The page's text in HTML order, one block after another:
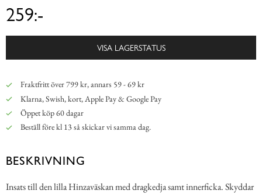
259:-
VISA LAGERSTATUS
Fraktfritt över 799 kr, annars 59 - 69 kr
Klarna, Swish, kort, Apple Pay & Google Pay
Öppet köp 60 dagar
Beställ före kl 13 så skickar vi samma dag.
BESKRIVNING
Insats till den lilla Hinzaväskan med dragkedja samt innerficka. Skyddar